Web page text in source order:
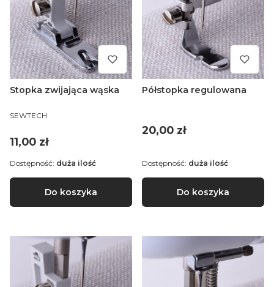
Stopka zwijająca wąska
PRODUCENT
SEWTECH
Cena
11,00 zł
Do koszyka
Dostępność: duża ilość
Półstopka regulowana
Cena
20,00 zł
Do koszyka
Dostępność: duża ilość